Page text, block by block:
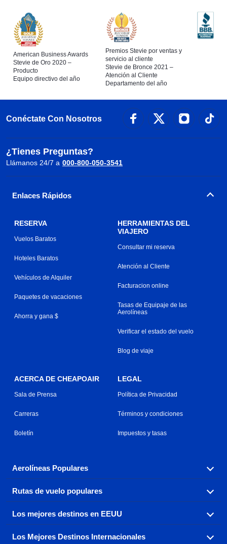
American Business Awards
Stevie de Oro 2020 –
Producto
Equipo directivo del año
Premios Stevie por ventas y
servicio al cliente
Stevie de Bronce 2021 –
Atención al Cliente
Departamento del año
Conéctate Con Nosotros
¿Tienes Preguntas?
Llámanos 24/7 a 000-800-050-3541
Enlaces Rápidos
RESERVA
Vuelos Baratos
Hoteles Baratos
Vehículos de Alquiler
Paquetes de vacaciones
Ahorra y gana $
HERRAMIENTAS DEL
VIAJERO
Consultar mi reserva
Atención al Cliente
Facturacion online
Tasas de Equipaje de las
Aerolíneas
Verificar el estado del vuelo
Blog de viaje
ACERCA DE CHEAPOAIR
Sala de Prensa
Carreras
Boletín
LEGAL
Política de Privacidad
Términos y condiciones
Impuestos y tasas
Aerolíneas Populares
Explora nuestras opciones de tarifas aéreas baratas por
aerolínea, con más de 500 opciones para elegir.
Aeromexico
Air France Alaska Airlines
Rutas de vuelo populares
Reserva una de nuestras rutas de vuelo más populares
con tres sencillos clics.
Los mejores destinos en EEUU
Encuentra boletos de avión baratos a destinos
Los Mejores Destinos Internacionales